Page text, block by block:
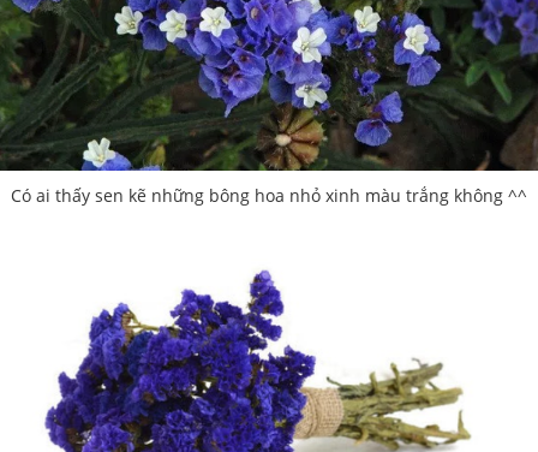
Có ai thấy sen kẽ những bông hoa nhỏ xinh màu trắng không ^^